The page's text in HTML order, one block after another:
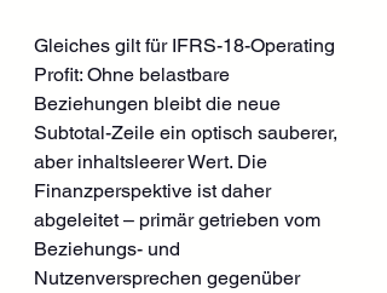
Gleiches gilt für IFRS-18-Operating
Profit: Ohne belastbare
Beziehungen bleibt die neue
Subtotal-Zeile ein optisch sauberer,
aber inhaltsleerer Wert. Die
Finanzperspektive ist daher
abgeleitet – primär getrieben vom
Beziehungs- und
Nutzenversprechen gegenüber